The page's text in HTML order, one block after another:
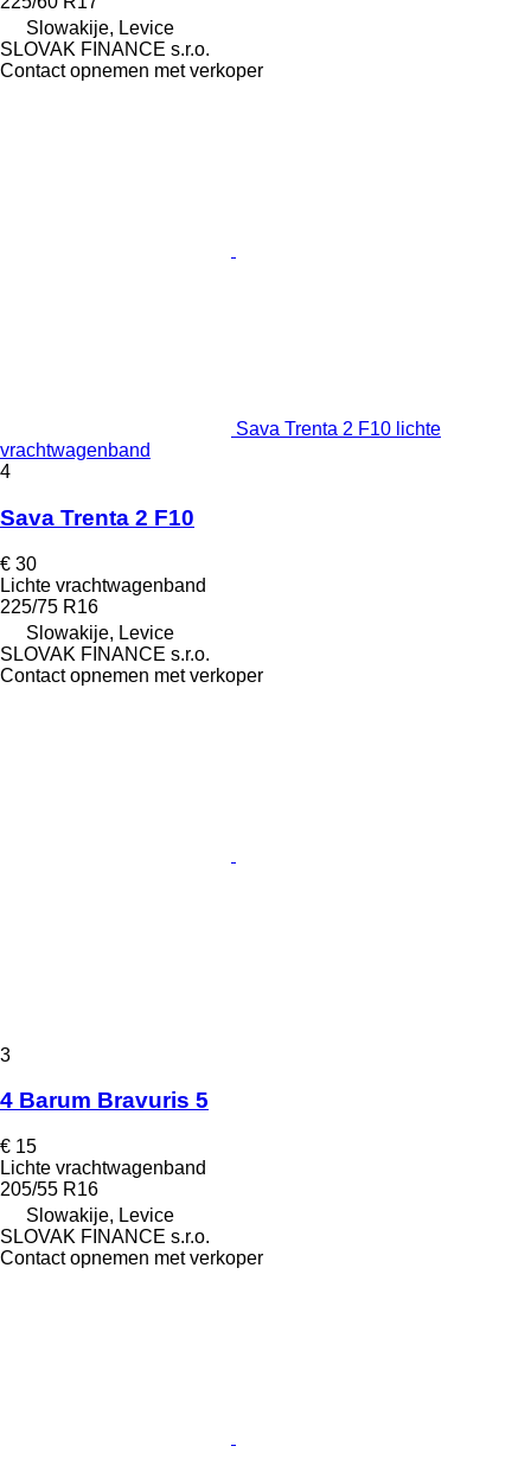
Slowakije, Levice
SLOVAK FINANCE s.r.o.
Contact opnemen met verkoper
Sava Trenta 2 F10 lichte
vrachtwagenband
4
Sava Trenta 2 F10
€ 30
Lichte vrachtwagenband
225/75 R16
Slowakije, Levice
SLOVAK FINANCE s.r.o.
Contact opnemen met verkoper
3
4 Barum Bravuris 5
€ 15
Lichte vrachtwagenband
205/55 R16
Slowakije, Levice
SLOVAK FINANCE s.r.o.
Contact opnemen met verkoper